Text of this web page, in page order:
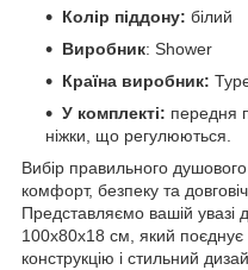
Колір піддону: білий
Виробник: Shower
Країна виробник:
У комплекті: передня
ніжки, що регулюються.
Вибір правильного
комфорт, безпеку та
Представляємо вашій
100х80х18 см, який поєднує
конструкцію і стильний